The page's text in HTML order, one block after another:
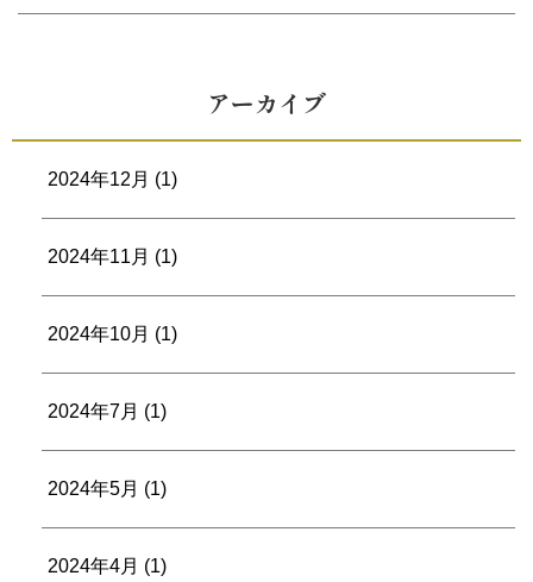
アーカイブ
2024年12月 (1)
2024年11月 (1)
2024年10月 (1)
2024年7月 (1)
2024年5月 (1)
2024年4月 (1)